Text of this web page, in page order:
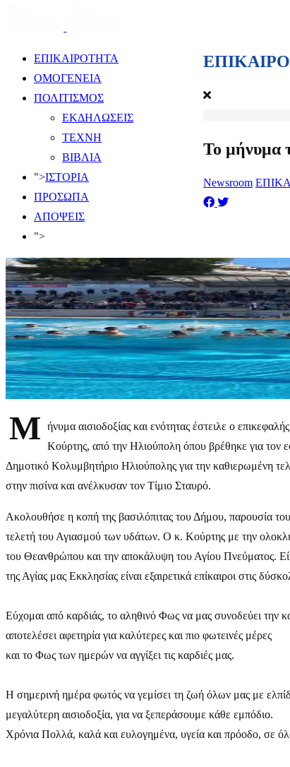
ΕΠΙΚΑΙΡΟΤΗΤΑ
ΟΜΟΓΕΝΕΙΑ
ΠΟΛΙΤΙΣΜΟΣ
ΕΚΔΗΛΩΣΕΙΣ
ΤΕΧΝΗ
ΒΙΒΛΙΑ
">ΙΣΤΟΡΙΑ
ΠΡΟΣΩΠΑ
ΑΠΟΨΕΙΣ
">
Το μήνυμα
Newsroom
Μ
ήνυμα αισιοδοξίας και ενότητας έστειλε ο
Κούρτης, από την Ηλιούπολη όπου βρέθηκε για
Δημοτικό Κολυμβητήριο Ηλιούπολης για την καθιερωμένη
στην πισίνα και ανέλκυσαν τον Τίμιο Σταυρό.
Ακολουθήσε η κοπή της βασιλόπιτας του Δήμου, παρουσία
τελετή του Αγιασμού των υδάτων. Ο κ. Κούρτης με την
του Θεανθρώπου και την αποκάλυψη του Αγίου Πνεύματος.
της Αγίας μας Εκκλησίας είναι εξαιρετικά επίκαιροι στις
Εύχομαι από καρδιάς, το αληθινό Φως να μας συνοδεύει την
αποτελέσει αφετηρία για καλύτερες και πιο φωτεινές μέρες
και το Φως των ημερών να αγγίξει τις καρδιές μας.
Η σημερινή ημέρα φωτός να γεμίσει τη ζωή όλων μας με
μεγαλύτερη αισιοδοξία, για να ξεπεράσουμε κάθε εμπόδιο.
Χρόνια Πολλά, καλά και ευλογημένα, υγεία και πρόοδο, σε